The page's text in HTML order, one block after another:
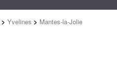
> Yvelines > Mantes-la-Jolie